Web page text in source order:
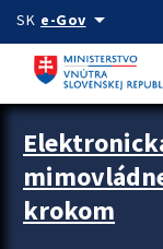
Preskocit na hlavný
SK e-Govarrow_drop_down
Zastavit automatický
krokom